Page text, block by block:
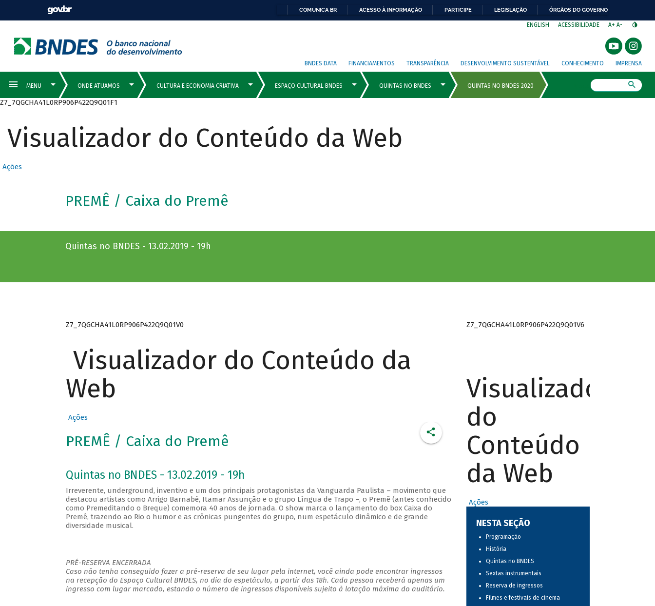
COMUNICA BR ACESSO À INFORMAÇÃO PARTICIPE LEGISLAÇÃO ÓRGÃOS DO GOVERNO
ENGLISH ACESSIBILIDADE A+ A-
BNDES DATA FINANCIAMENTOS TRANSPARÊNCIA DESENVOLVIMENTO SUSTENTÁVEL CONHECIMENTO IMPRENSA
Z7_7QGCHA41L0RP906P422Q9Q01F1
Visualizador do Conteúdo da Web
Ações
PREMÊ / Caixa do Premê
Quintas no BNDES - 13.02.2019 - 19h
Z7_7QGCHA41L0RP906P422Q9Q01V0
Visualizador do Conteúdo da
Web
Ações
PREMÊ / Caixa do Premê
Quintas no BNDES - 13.02.2019 - 19h
Irreverente, underground, inventivo e um dos principais protagonistas da Vanguarda Paulista – movimento que
destacou artistas como Arrigo Barnabé, Itamar Assunção e o grupo Língua de Trapo –, o Premê (antes conhecido
como Premeditando o Breque) comemora 40 anos de jornada. O show marca o lançamento do box Caixa do
Premê, trazendo ao Rio o humor e as crônicas pungentes do grupo, num espetáculo dinâmico e de grande
diversidade musical.
PRÉ-RESERVA ENCERRADA
Caso não tenha conseguido fazer a pré-reserva de seu lugar pela internet, você ainda pode encontrar ingressos
na recepção do Espaço Cultural BNDES, no dia do espetáculo, a partir das 18h. Cada pessoa receberá apenas um
ingresso com lugar marcado, estando o número de ingressos disponíveis sujeito à lotação máxima do auditório.
Z7_7QGCHA41L0RP906P422Q9Q01V6
Visualizador
do
Conteúdo
da Web
Ações
NESTA SEÇÃO
Programação
História
Quintas no BNDES
Sextas instrumentais
Reserva de ingressos
Filmes e festivais de cinema